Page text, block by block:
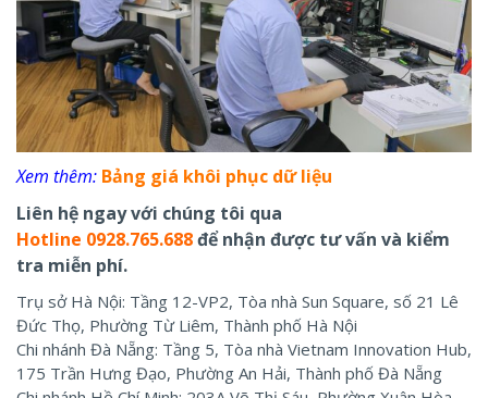
Xem thêm: Bảng giá khôi phục dữ liệu
Liên hệ ngay với chúng tôi qua
Hotline 0928.765.688để nhận được tư vấn và kiểm
tra miễn phí.
Trụ sở Hà Nội: Tầng 12-VP2, Tòa nhà Sun Square, số 21 Lê
Đức Thọ, Phường Từ Liêm, Thành phố Hà Nội
Chi nhánh Đà Nẵng: Tầng 5, Tòa nhà Vietnam Innovation Hub,
175 Trần Hưng Đạo, Phường An Hải, Thành phố Đà Nẵng